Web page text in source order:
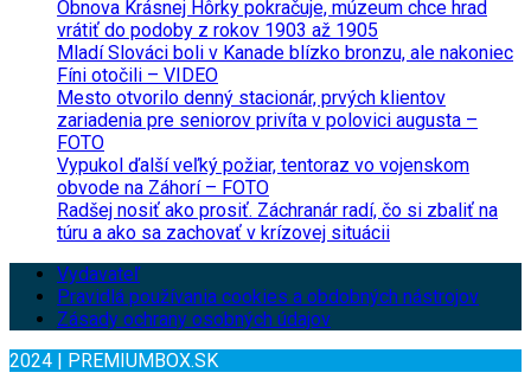
Obnova Krásnej Hôrky pokračuje, múzeum chce hrad
vrátiť do podoby z rokov 1903 až 1905
Mladí Slováci boli v Kanade blízko bronzu, ale nakoniec
Fíni otočili – VIDEO
Mesto otvorilo denný stacionár, prvých klientov
zariadenia pre seniorov privíta v polovici augusta –
FOTO
Vypukol ďalší veľký požiar, tentoraz vo vojenskom
obvode na Záhorí – FOTO
Radšej nosiť ako prosiť. Záchranár radí, čo si zbaliť na
túru a ako sa zachovať v krízovej situácii
Vydavateľ
Pravidlá používania cookies a obdobných nástrojov
Zásady ochrany osobných údajov
2024 | PREMIUMBOX.SK